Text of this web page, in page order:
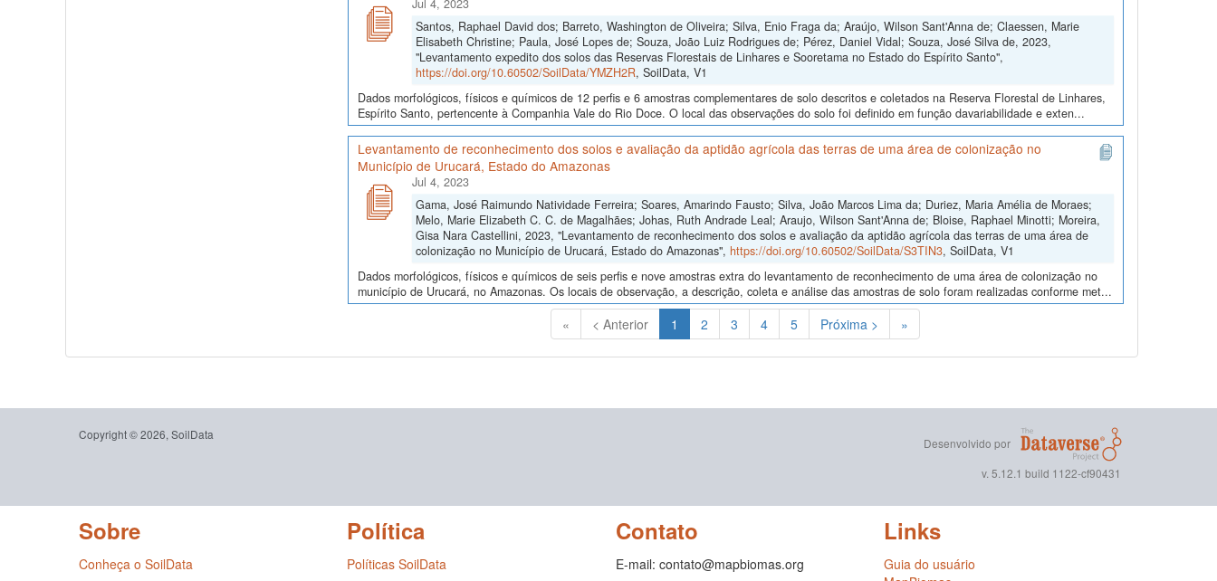
Jul 4, 2023
Santos, Raphael David dos; Barreto, Washington de Oliveira; Silva, Enio Fraga da; Araújo, Wilson Sant'Anna de; Claessen, Marie
Elisabeth Christine; Paula, José Lopes de; Souza, João Luiz Rodrigues de; Pérez, Daniel Vidal; Souza, José Silva de, 2023,
"Levantamento expedito dos solos das Reservas Florestais de Linhares e Sooretama no Estado do Espírito Santo",
https://doi.org/10.60502/SoilData/YMZH2R, SoilData, V1
Dados morfológicos, físicos e químicos de 12 perfis e 6 amostras complementares de solo descritos e coletados na Reserva Florestal de Linhares,
Espírito Santo, pertencente à Companhia Vale do Rio Doce. O local das observações do solo foi definido em função davariabilidade e exten...
Levantamento de reconhecimento dos solos e avaliação da aptidão agrícola das terras de uma área de colonização no
Município de Urucará, Estado do Amazonas
Jul 4, 2023
Gama, José Raimundo Natividade Ferreira; Soares, Amarindo Fausto; Silva, João Marcos Lima da; Duriez, Maria Amélia de Moraes;
Melo, Marie Elizabeth C. C. de Magalhães; Johas, Ruth Andrade Leal; Araujo, Wilson Sant'Anna de; Bloise, Raphael Minotti; Moreira,
Gisa Nara Castellini, 2023, "Levantamento de reconhecimento dos solos e avaliação da aptidão agrícola das terras de uma área de
colonização no Município de Urucará, Estado do Amazonas", https://doi.org/10.60502/SoilData/S3TIN3, SoilData, V1
Dados morfológicos, físicos e químicos de seis perfis e nove amostras extra do levantamento de reconhecimento de uma área de colonização no
município de Urucará, no Amazonas. Os locais de observação, a descrição, coleta e análise das amostras de solo foram realizadas conforme met...
« < Anterior 1 (Atual)
2 3 4 5 Próxima > »
Copyright © 2026, SoilData
Desenvolvido por
v. 5.12.1 build 1122-cf90431
Sobre
Conheça o SoilData
Política
Políticas SoilData
Contato
E-mail: contato@mapbiomas.org
Links
Guia do usuário